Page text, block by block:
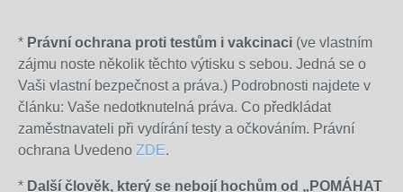
* Právní ochrana proti testům i vakcinaci (ve vlastním
zájmu noste několik těchto výtisku s sebou. Jedná se o
Vaši vlastní bezpečnost a práva.) Podrobnosti najdete v
článku: Vaše nedotknutelná práva. Co předkládat
zaměstnavateli při vydírání testy a očkováním. Právní
ochrana Uvedeno ZDE.
* Další člověk, který se nebojí hochům od „POMÁHAT